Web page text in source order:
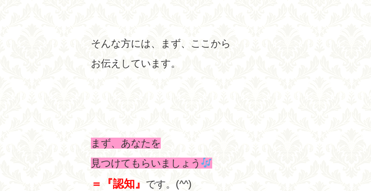
そんな方には、まず、ここから
お伝えしています。
まず、あなたを
見つけてもらいましょう
＝『認知』 です。(^^)